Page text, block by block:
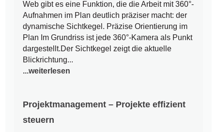
Web gibt es eine Funktion, die die Arbeit mit 360°-
Aufnahmen im Plan deutlich präziser macht: der
dynamische Sichtkegel. Präzise Orientierung im
Plan Im Grundriss ist jede 360°-Kamera als Punkt
dargestellt.Der Sichtkegel zeigt die aktuelle
Blickrichtung...
...weiterlesen
Projektmanagement – Projekte effizient
steuern